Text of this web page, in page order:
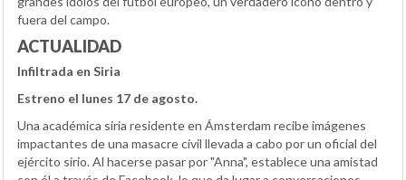
fuera del campo.
ACTUALIDAD
Infiltrada en Siria
Estreno el lunes 17 de agosto.
Una académica siria residente en Ámsterdam recibe imágenes
impactantes de una masacre civil llevada a cabo por un oficial del
ejército sirio. Al hacerse pasar por "Anna", establece una amistad